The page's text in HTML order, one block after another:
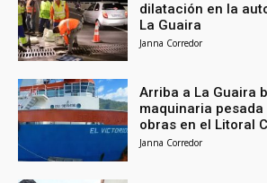
dilatación en la
La Guaira
Janna Corredor
Arriba a La Guaira
maquinaria
obras en el Litoral
Janna Corredor